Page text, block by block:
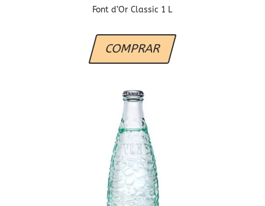
Font d’Or Classic 1 L
COMPRAR